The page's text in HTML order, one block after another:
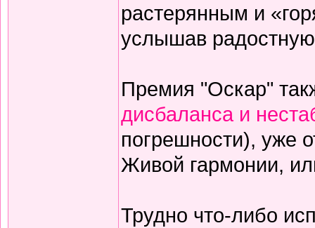
растерянным и
услышав радостную
Премия "Оскар"
дисбаланса и
погрешности), уже
Живой гармонии,
Трудно что-либо